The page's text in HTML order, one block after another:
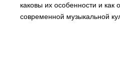
каковы их особенности и как
современной музыкальной